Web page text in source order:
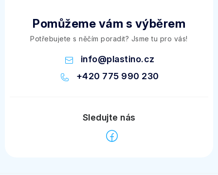
Pomůžeme vám s výběrem
Potřebujete s něčím poradit? Jsme tu pro vás!
info@plastino.cz
+420 775 990 230